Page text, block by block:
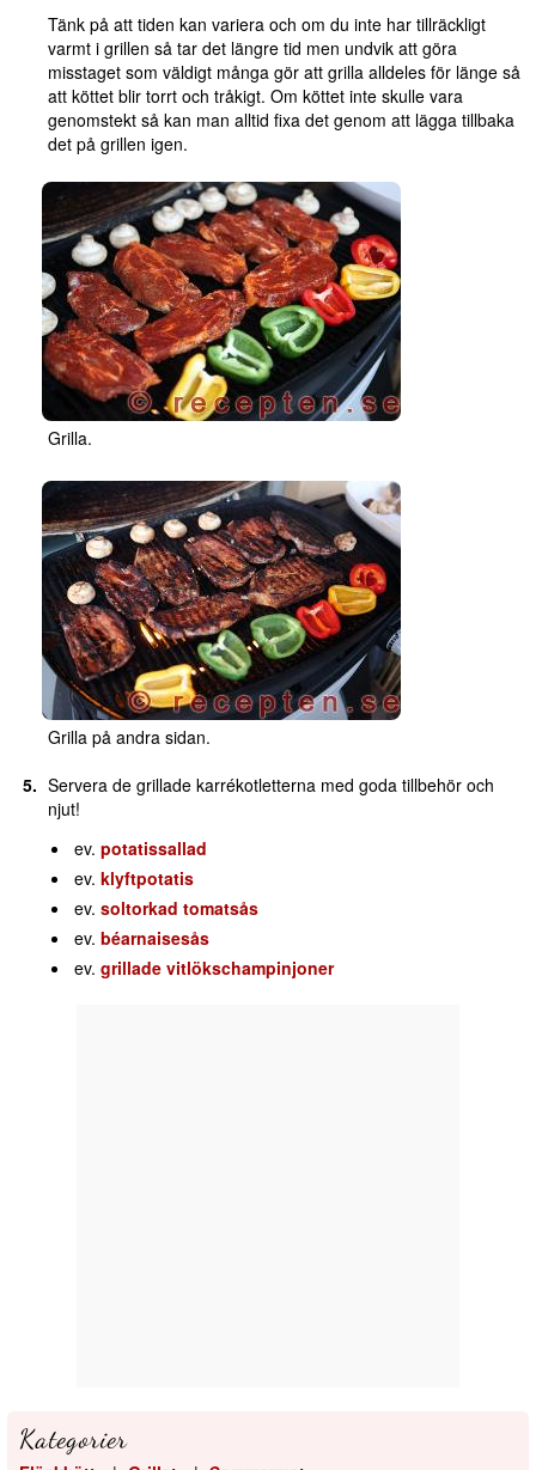
Tänk på att tiden kan variera och om du inte har tillräckligt
varmt i grillen så tar det längre tid men undvik att göra
misstaget som väldigt många gör att grilla alldeles för länge så
att köttet blir torrt och tråkigt. Om köttet inte skulle vara
genomstekt så kan man alltid fixa det genom att lägga tillbaka
det på grillen igen.
Grilla.
Grilla på andra sidan.
Servera de grillade karrékotletterna med goda tillbehör och
njut!
ev.potatissallad
ev.klyftpotatis
ev.soltorkad tomatsås
ev.béarnaisesås
ev.grillade vitlökschampinjoner
Kategorier